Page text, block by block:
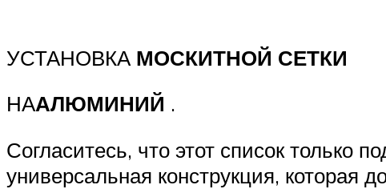
УСТАНОВКА МОСКИТНОЙ СЕТКИ
НААЛЮМИНИЙ .
Согласитесь, что этот список только
универсальная конструкция, которая